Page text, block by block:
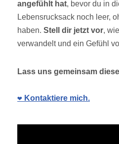
angefühlt hat, bevor du in
Lebensrucksack noch leer,
haben. Stell dir jetzt vor,
verwandelt und ein Gefühl
Lass uns gemeinsam
❤️ Kontaktiere mich.